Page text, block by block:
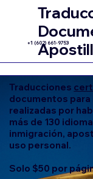
+1 (602) 661-9753
Traducciones
documentos
realizadas por
más de 130
inmigración,
uso personal.
Solo $50 por